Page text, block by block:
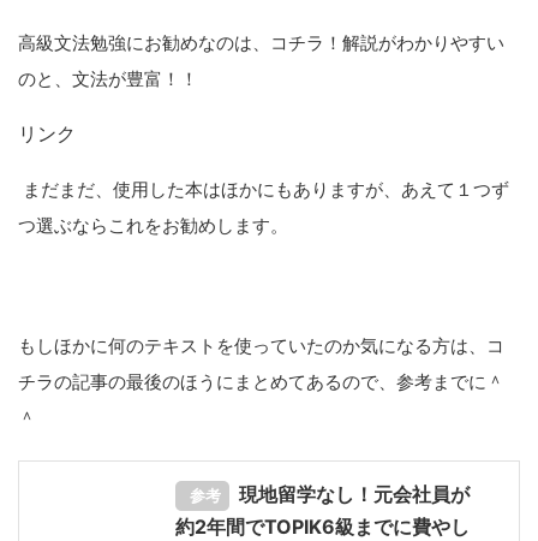
高級文法勉強にお勧めなのは、コチラ！解説がわかりやすい
のと、文法が豊富！！
リンク
まだまだ、使用した本はほかにもありますが、あえて１つず
つ選ぶならこれをお勧めします。
もしほかに何のテキストを使っていたのか気になる方は、コ
チラの記事の最後のほうにまとめてあるので、参考までに＾
＾
参考
現地留学なし！元会社員が
約2年間でTOPIK6級までに費やし